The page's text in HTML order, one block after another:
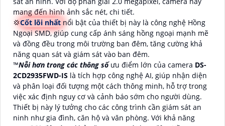
mang đến hình ảnh sắc nét, chi tiết.
💢Cốt lõi nhất nổi bật của thiết bị này là công nghệ Hồng
Ngoại SMD, giúp cung cấp ánh sáng hồng ngoại mạnh mẽ
và đồng đều trong môi trường ban đêm, tăng cường khả
năng quan sát và giám sát vào ban đêm.
™️Nỗi hơn trong các thông sốưu điểm lớn của camera DS-
2CD2935FWD-IS là tích hợp công nghệ AI, giúp nhận diện
và phân loại đối tượng một cách thông minh, hỗ trợ trong
việc xác định nguy cơ và cảnh báo sớm cho người dùng.
Thiết bị này lý tưởng cho các công trình cần giám sát an
ninh như gia đình, căn hộ và văn phòng. Với khả năng